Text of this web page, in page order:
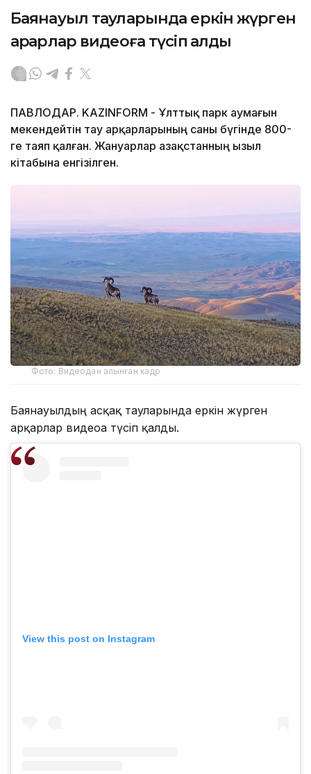
Баянауыл тауларында еркін жүрген
арқарлар видеоға түсіп қалды
ПАВЛОДАР. KAZINFORM - Ұлттық парк аумағын
мекендейтін тау арқарларының саны бүгінде 800-
ге таяп қалған. Жануарлар Қазақстанның Қызыл
кітабына енгізілген.
Фото: Видеодан алынған кадр
Баянауылдың асқақ тауларында еркін жүрген
арқарлар видеоға түсіп қалды.
View this post on Instagram